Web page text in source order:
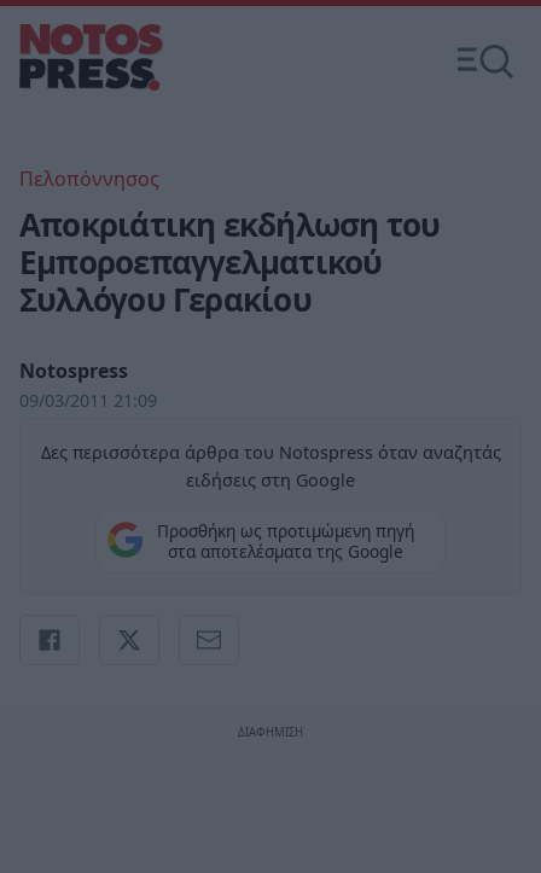
Πελοπόννησος
Απoκριάτικη εκδήλωση του
Εμποροεπαγγελματικού
Συλλόγου Γερακίου
Notospress
09/03/2011 21:09
Δες περισσότερα άρθρα του Notospress όταν αναζητάς
ειδήσεις στη Google
Προσθήκη ως προτιμώμενη πηγή
στα αποτελέσματα της Google